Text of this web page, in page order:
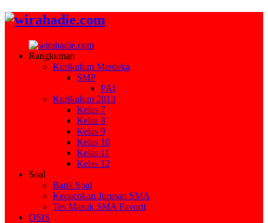
Rangkuman
Kurikulum Merdeka
SMP
PAI
Kurikulum 2013
Kelas 7
Kelas 8
Kelas 9
Kelas 10
Kelas 11
Kelas 12
Soal
Bank Soal
Kecocokan Jurusan SMA
Tes Masuk SMA Favorit
OSIS